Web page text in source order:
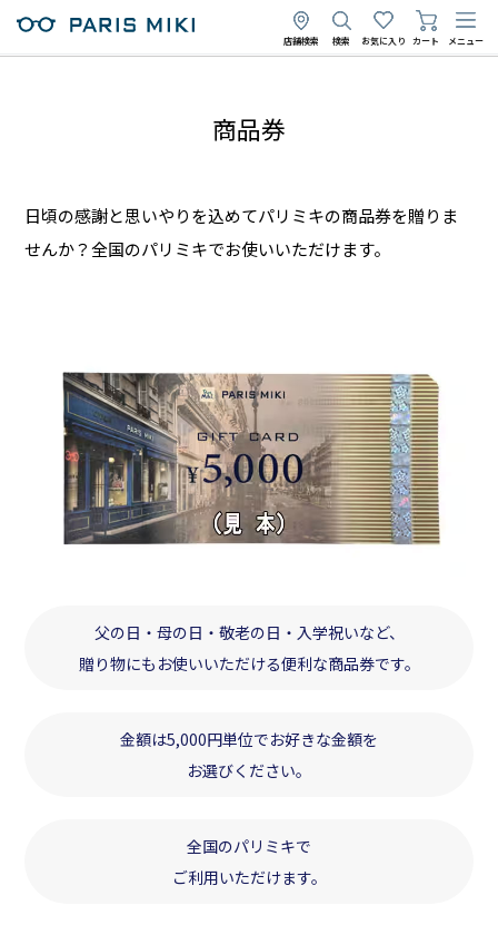
店舗検索 検索 お気に入り カート メニュー
商品券
日頃の感謝と思いやりを込めてパリミキの商品券を贈りま
せんか？全国のパリミキでお使いいただけます。
父の日・母の日・敬老の日・入学祝いなど、
贈り物にもお使いいただける便利な商品券です。
金額は5,000円単位でお好きな金額を
お選びください。
全国のパリミキで
ご利用いただけます。